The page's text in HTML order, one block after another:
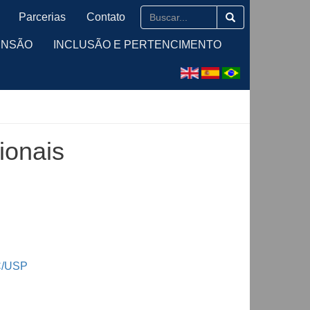
INCLUSÃO E PERTENCIMENTO
Parcerias Contato
USP